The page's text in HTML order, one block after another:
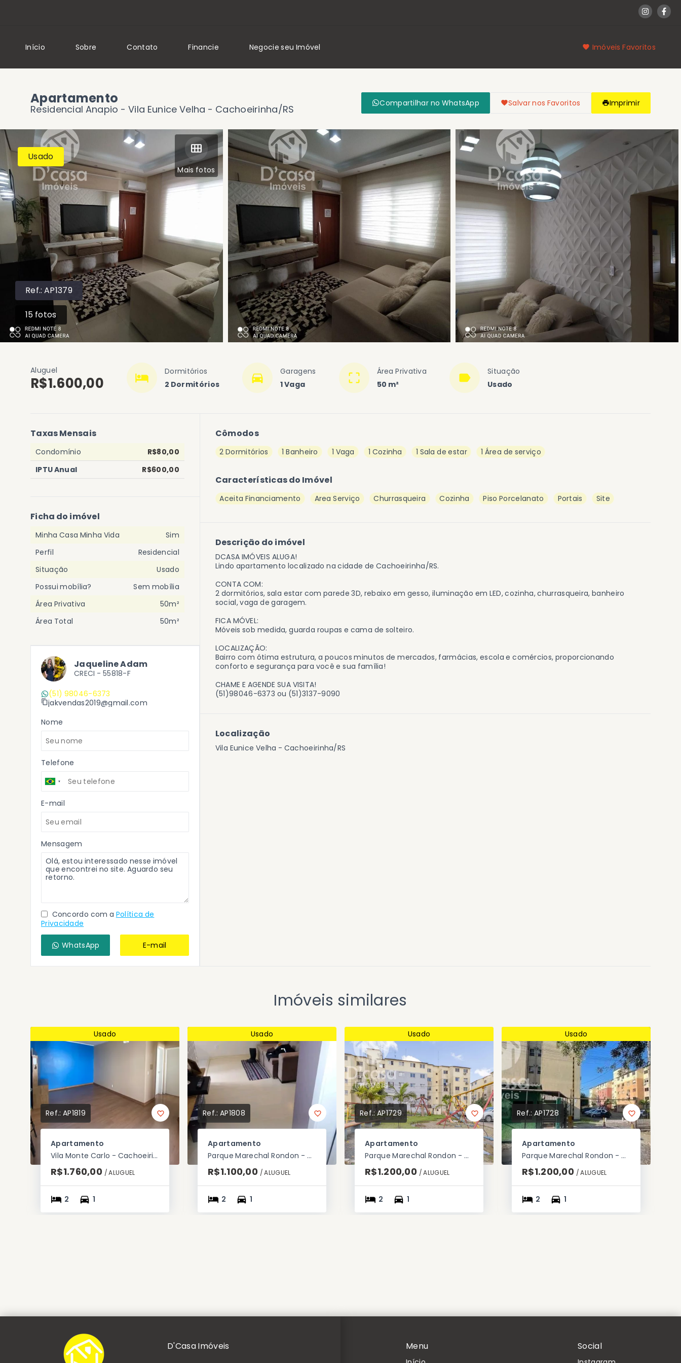
Início Sobre Contato Financie Negocie seu Imóvel Imóveis Favoritos
Apartamento
Residencial Anapio -Vila Eunice Velha - Cachoeirinha/RS
Compartilhar no WhatsApp Salvar nos Favoritos Imprimir
Ref.:AP1379
15 fotos
Mais fotos
Usado
Aluguel
R$1.600,00
Dormitórios
2 Dormitórios
Garagens
1 Vaga
Área Privativa
50 m²
Situação
Usado
Cômodos
2 Dormitórios 1 Banheiro 1 Vaga 1 Cozinha 1 Sala de estar 1 Área de serviço
Características do Imóvel
Aceita Financiamento Area Serviço Churrasqueira Cozinha Piso Porcelanato Portais Site
Descrição do imóvel
DCASA IMÓVEIS ALUGA!
Lindo apartamento localizado na cidade de Cachoeirinha/RS.
CONTA COM:
2 dormitórios, sala estar com parede 3D, rebaixo em gesso, iluminação em LED, cozinha, churrasqueira, banheiro
social, vaga de garagem.
FICA MÓVEL:
Móveis sob medida, guarda roupas e cama de solteiro.
LOCALIZAÇÃO:
Bairro com ótima estrutura, a poucos minutos de mercados, farmácias, escola e comércios, proporcionando
conforto e segurança para você e sua família!
CHAME E AGENDE SUA VISITA!
(51)98046-6373 ou (51)3137-9090
Localização
Vila Eunice Velha - Cachoeirinha/RS
Taxas Mensais
Condomínio
R$80,00
IPTU Anual
R$600,00
Ficha do imóvel
Minha Casa Minha Vida
Sim
Perfil
Residencial
Situação
Usado
Possui mobília?
Sem mobília
Área Privativa
50m²
Área Total
50m²
Jaqueline Adam
CRECI - 55818-F
(51) 98046-6373
jakvendas2019@gmail.com
Nome
Telefone
E-mail
Mensagem
Concordo com a Política de
Privacidade
WhatsApp E-mail
Imóveis similares
Usado
Ref.:AP1819
Apartamento
Vila Monte Carlo - Cachoeirinha/RS
R$1.760,00 / ALUGUEL
2 1
Usado
Ref.:AP1808
Apartamento
Parque Marechal Rondon - Cachoeirinha/RS
R$1.100,00 / ALUGUEL
2 1
Usado
Ref.:AP1729
Apartamento
Parque Marechal Rondon - Cachoeirinha/RS
R$1.200,00 / ALUGUEL
2 1
Usado
Ref.:AP1728
Apartamento
Parque Marechal Rondon - Cachoeirinha/RS
R$1.200,00 / ALUGUEL
2 1
Menu Social
D'Casa Imóveis